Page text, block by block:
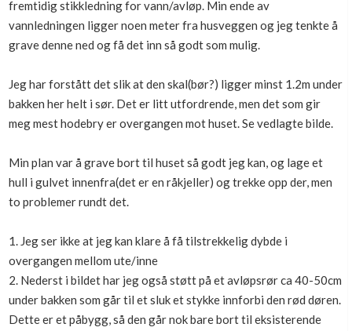
Boligmappa+
Få mer ut av Boligmappa
Nytt
fremtidig stikkledning for vann/avløp. Min ende av
vannledningen ligger noen meter fra husveggen og jeg tenkte å
grave denne ned og få det inn så godt som mulig.
Jeg har forstått det slik at den skal(bør?) ligger minst 1.2m under
bakken her helt i sør. Det er litt utfordrende, men det som gir
meg mest hodebry er overgangen mot huset. Se vedlagte bilde.
Min plan var å grave bort til huset så godt jeg kan, og lage et
hull i gulvet innenfra(det er en råkjeller) og trekke opp der, men
to problemer rundt det.
1. Jeg ser ikke at jeg kan klare å få tilstrekkelig dybde i
overgangen mellom ute/inne
2. Nederst i bildet har jeg også støtt på et avløpsrør ca 40-50cm
under bakken som går til et sluk et stykke innforbi den rød døren.
Dette er et påbygg, så den går nok bare bort til eksisterende